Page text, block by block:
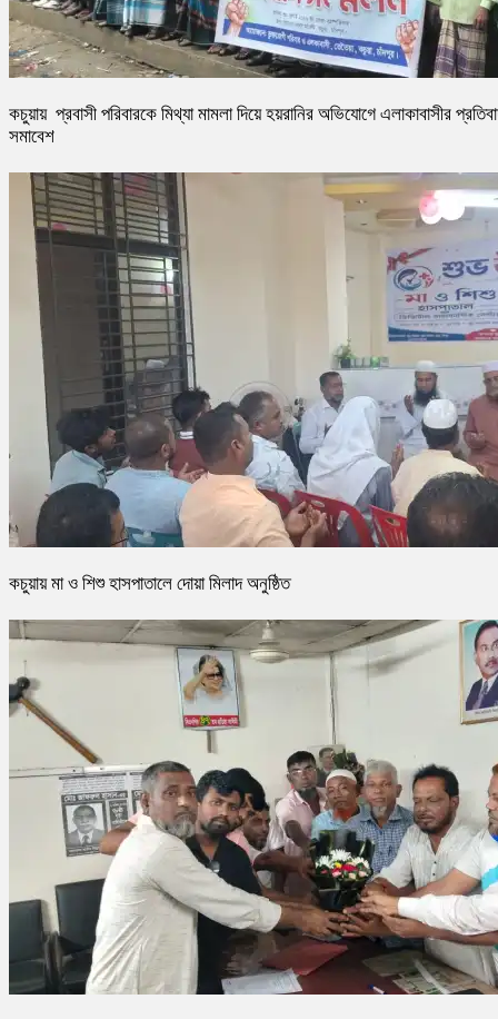
কচুয়ায় প্রবাসী পরিবারকে মিথ্যা মামলা দিয়ে হয়রানির অভিযোগে এলাকাবাসীর
সমাবেশ
কচুয়ায় মা ও শিশু হাসপাতালে দোয়া মিলাদ অনুষ্ঠিত